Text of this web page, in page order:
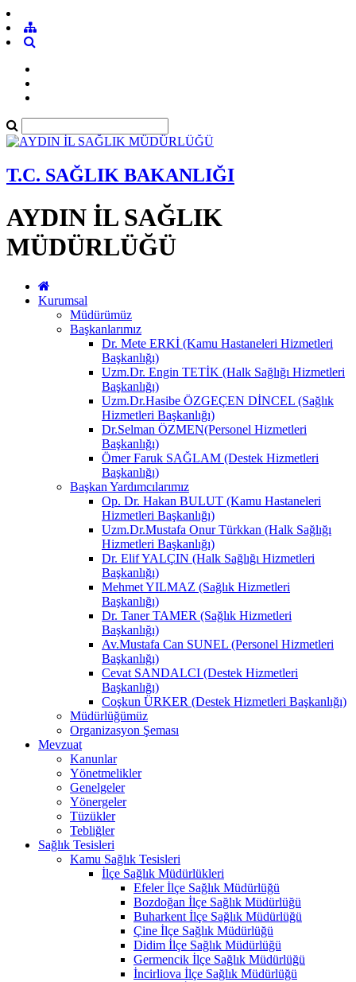
T.C. SAĞLIK BAKANLIĞI
AYDIN İL SAĞLIK
MÜDÜRLÜĞÜ
Kurumsal
Müdürümüz
Başkanlarımız
Dr. Mete ERKİ (Kamu Hastaneleri Hizmetleri
Başkanlığı)
Uzm.Dr. Engin TETİK (Halk Sağlığı Hizmetleri
Başkanlığı)
Uzm.Dr.Hasibe ÖZGEÇEN DİNCEL (Sağlık
Hizmetleri Başkanlığı)
Dr.Selman ÖZMEN(Personel Hizmetleri
Başkanlığı)
Ömer Faruk SAĞLAM (Destek Hizmetleri
Başkanlığı)
Başkan Yardımcılarımız
Op. Dr. Hakan BULUT (Kamu Hastaneleri
Hizmetleri Başkanlığı)
Uzm.Dr.Mustafa Onur Türkkan (Halk Sağlığı
Hizmetleri Başkanlığı)
Dr. Elif YALÇIN (Halk Sağlığı Hizmetleri
Başkanlığı)
Mehmet YILMAZ (Sağlık Hizmetleri
Başkanlığı)
Dr. Taner TAMER (Sağlık Hizmetleri
Başkanlığı)
Av.Mustafa Can SUNEL (Personel Hizmetleri
Başkanlığı)
Cevat SANDALCI (Destek Hizmetleri
Başkanlığı)
Coşkun ÜRKER (Destek Hizmetleri Başkanlığı)
Müdürlüğümüz
Organizasyon Şeması
Mevzuat
Kanunlar
Yönetmelikler
Genelgeler
Yönergeler
Tüzükler
Tebliğler
Sağlık Tesisleri
Kamu Sağlık Tesisleri
İlçe Sağlık Müdürlükleri
Efeler İlçe Sağlık Müdürlüğü
Bozdoğan İlçe Sağlık Müdürlüğü
Buharkent İlçe Sağlık Müdürlüğü
Çine İlçe Sağlık Müdürlüğü
Didim İlçe Sağlık Müdürlüğü
Germencik İlçe Sağlık Müdürlüğü
İncirliova İlçe Sağlık Müdürlüğü